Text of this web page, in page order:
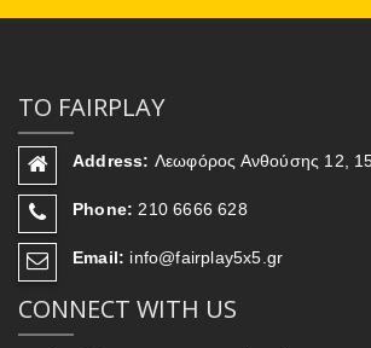
ΤΟ FAIRPLAY
Address: Λεωφόρος Ανθούσης 12,
Phone: 210 6666 628
Email: info@fairplay5x5.gr
CONNECT WITH US